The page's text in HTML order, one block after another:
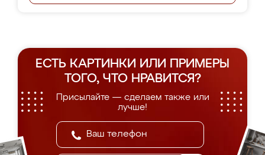
ЕСТЬ КАРТИНКИ ИЛИ ПРИМЕРЫ
ТОГО, ЧТО НРАВИТСЯ?
Присылайте — сделаем также или
лучше!